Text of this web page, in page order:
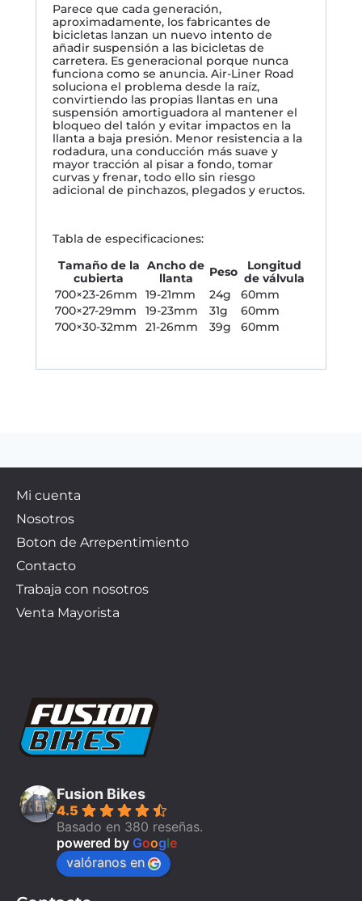
Parece que cada generación,
aproximadamente, los fabricantes de
bicicletas lanzan un nuevo intento de
añadir suspensión a las bicicletas de
carretera. Es generacional porque nunca
funciona como se anuncia. Air-Liner Road
soluciona el problema desde la raíz,
convirtiendo las propias llantas en una
suspensión amortiguadora al mantener el
bloqueo del talón y evitar impactos en la
llanta a baja presión. Menor resistencia a la
rodadura, una conducción más suave y
mayor tracción al pisar a fondo, tomar
curvas y frenar, todo ello sin riesgo
adicional de pinchazos, plegados y eructos.
Tabla de especificaciones:
Tamaño de la
cubierta
Ancho de
llanta
Peso
Longitud
de válvula
700×23-26mm
19-21mm 24g
60mm
700×27-29mm
19-23mm 31g
60mm
700×30-32mm
21-26mm 39g 60mm
Mi cuenta
Nosotros
Boton de Arrepentimiento
Contacto
Trabaja con nosotros
Venta Mayorista
Fusion Bikes
4.5
Basado en 380 reseñas.
powered by Google
valóranos en